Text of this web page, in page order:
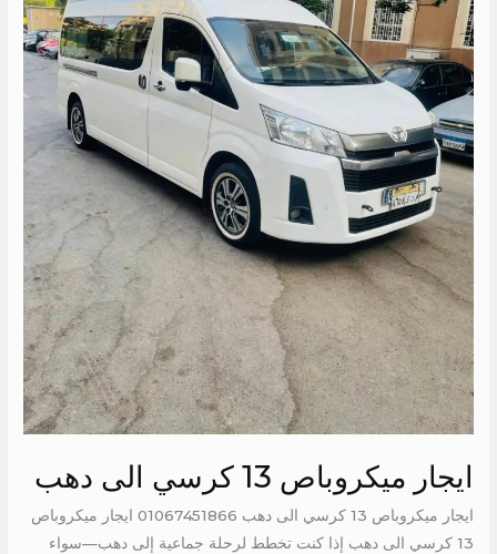
ايجار ميكروباص 13 كرسي الى دهب
ايجار ميكروباص 13 كرسي الى دهب 01067451866 ايجار ميكروباص
13 كرسي الى دهب إذا كنت تخطط لرحلة جماعية إلى دهب—سواء